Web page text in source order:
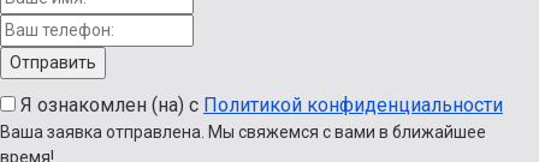
Я ознакомлен (на) с Политикой конфиденциальности
Ваша заявка отправлена. Мы свяжемся с вами в ближайшее
время!